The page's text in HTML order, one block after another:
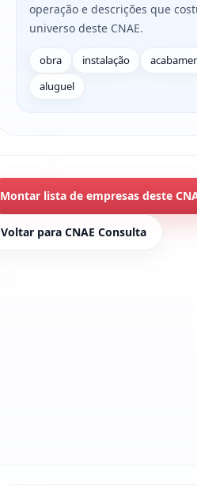
operação e descrições que
universo deste CNAE.
obra instalação
aluguel
Montar lista de empresas deste
Voltar para CNAE Consulta